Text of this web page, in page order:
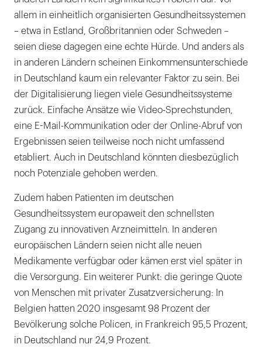
allem in einheitlich organisierten Gesundheitssystemen
– etwa in Estland, Großbritannien oder Schweden –
seien diese dagegen eine echte Hürde. Und anders als
in anderen Ländern scheinen Einkommensunterschiede
in Deutschland kaum ein relevanter Faktor zu sein. Bei
der Digitalisierung liegen viele Gesundheitssysteme
zurück. Einfache Ansätze wie Video-Sprechstunden,
eine E-Mail-Kommunikation oder der Online-Abruf von
Ergebnissen seien teilweise noch nicht umfassend
etabliert. Auch in Deutschland könnten diesbezüglich
noch Potenziale gehoben werden.
Zudem haben Patienten im deutschen
Gesundheitssystem europaweit den schnellsten
Zugang zu innovativen Arzneimitteln. In anderen
europäischen Ländern seien nicht alle neuen
Medikamente verfügbar oder kämen erst viel später in
die Versorgung. Ein weiterer Punkt: die geringe Quote
von Menschen mit privater Zusatzversicherung: In
Belgien hatten 2020 insgesamt 98 Prozent der
Bevölkerung solche Policen, in Frankreich 95,5 Prozent,
in Deutschland nur 24,9 Prozent.